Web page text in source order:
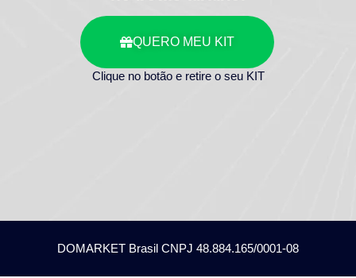
QUERO MEU KIT
Clique no botão e retire o seu KIT
DOMARKET Brasil CNPJ 48.884.165/0001-08